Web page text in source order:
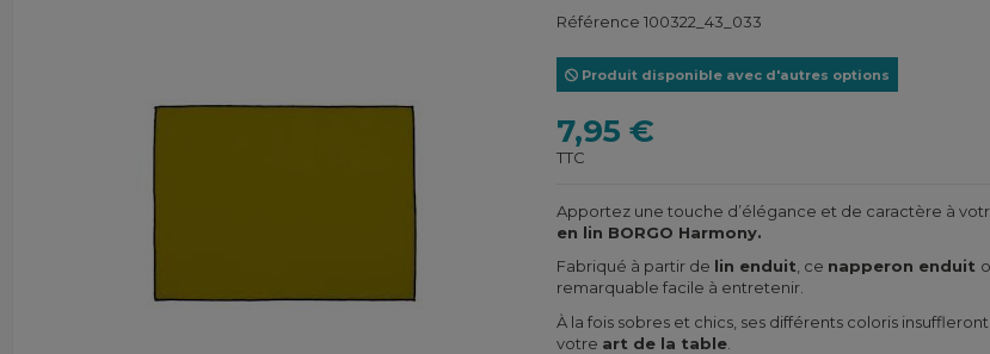
Référence 100322_43_033
Produit disponible avec d'autres options
7,95 €
TTC
Apportez une touche d’élégance et de caractère à
en lin BORGO Harmony.
Fabriqué à partir de lin enduit, ce napperon enduit
remarquable facile à entretenir.
À la fois sobres et chics, ses différents coloris
votre art de la table.